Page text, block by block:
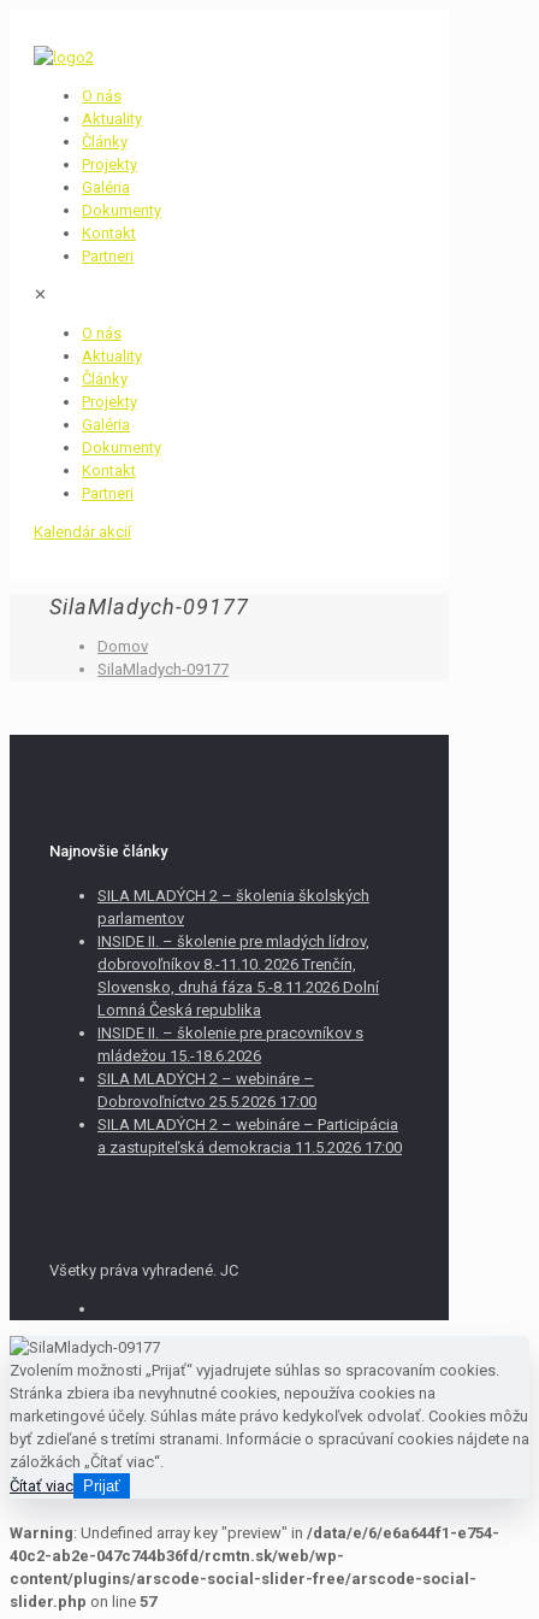
O nás
Aktuality
Články
Projekty
Galéria
Dokumenty
Kontakt
Partneri
✕
O nás
Aktuality
Články
Projekty
Galéria
Dokumenty
Kontakt
Partneri
Kalendár akcií
SilaMladych-09177
Domov
SilaMladych-09177
Najnovšie články
SILA MLADÝCH 2 – školenia školských
parlamentov
INSIDE II. – školenie pre mladých lídrov,
dobrovoľníkov 8.-11.10. 2026 Trenčín,
Slovensko, druhá fáza 5.-8.11.2026 Dolní
Lomná Česká republika
INSIDE II. – školenie pre pracovníkov s
mládežou 15.-18.6.2026
SILA MLADÝCH 2 – webináre –
Dobrovoľníctvo 25.5.2026 17:00
SILA MLADÝCH 2 – webináre – Participácia
a zastupiteľská demokracia 11.5.2026 17:00
Všetky práva vyhradené. JC
Zvolením možnosti „Prijať“ vyjadrujete súhlas so spracovaním cookies.
Stránka zbiera iba nevyhnutné cookies, nepoužíva cookies na
marketingové účely. Súhlas máte právo kedykoľvek odvolať. Cookies môžu
byť zdieľané s tretími stranami. Informácie o spracúvaní cookies nájdete na
záložkách „Čítať viac“.
Čítať viac Prijať
Warning: Undefined array key "preview" in /data/e/6/e6a644f1-e754-
40c2-ab2e-047c744b36fd/rcmtn.sk/web/wp-
content/plugins/arscode-social-slider-free/arscode-social-
slider.php on line 57